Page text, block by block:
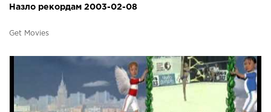
Назло рекордам 2003-02-08
Get Movies